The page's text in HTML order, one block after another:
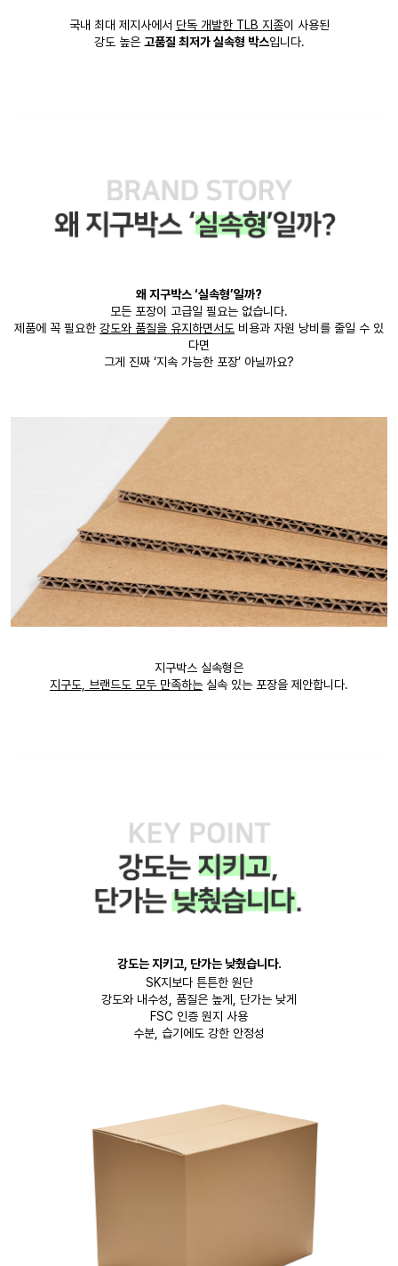
국내 최대 제지사에서 단독 개발한 TLB 지종이 사용된
강도 높은 고품질 최저가 실속형 박스입니다.
왜 지구박스 ‘실속형’일까?
모든 포장이 고급일 필요는 없습니다.
제품에 꼭 필요한 강도와 품질을 유지하면서도 비용과 자원 낭비를 줄일 수 있
다면
그게 진짜 ‘지속 가능한 포장’ 아닐까요?
지구박스 실속형은
지구도, 브랜드도 모두 만족하는 실속 있는 포장을 제안합니다.
강도는 지키고, 단가는 낮췄습니다.
SK지보다 튼튼한 원단
강도와 내수성, 품질은 높게, 단가는 낮게
FSC 인증 원지 사용
수분, 습기에도 강한 안정성